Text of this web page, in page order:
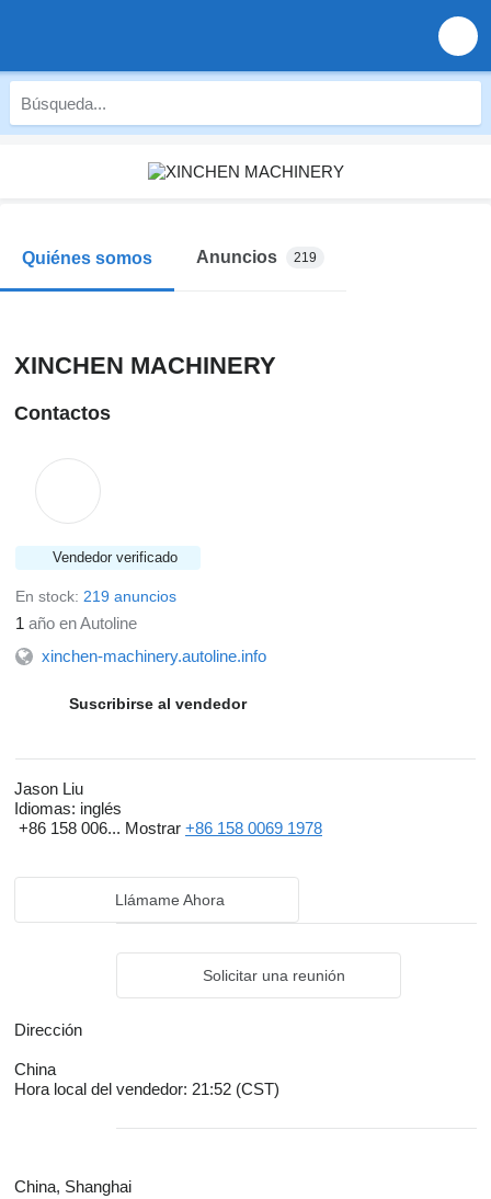
Quiénes somos Anuncios 219
XINCHEN MACHINERY
Contactos
Vendedor verificado
En stock: 219 anuncios
1 año en Autoline
xinchen-machinery.autoline.info
Suscribirse al vendedor
Jason Liu
Idiomas: inglés
+86 158 006... Mostrar +86 158 0069 1978
Llámame Ahora
Solicitar una reunión
Dirección
China
Hora local del vendedor: 21:52 (CST)
China, Shanghai